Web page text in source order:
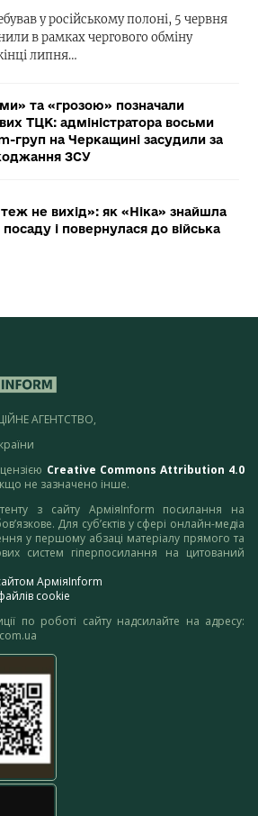
у російському полоні, 5 червня
в рамках чергового обміну
липня…
та «грозою» позначали
ТЦК: адміністратора восьми
груп на Черкащині засудили за
ЗСУ
не вихід»: як «Ніка» знайшла
і повернулася до війська
АГЕНТСТВО,
Creative Commons Attribution 4.0
не зазначено інше.
з сайту АрміяInform посилання на
Для суб’єктів у сфері онлайн-медіа
у першому абзаці матеріалу прямого та
систем гіперпосилання на цитований
АрміяInform
cookie
по роботі сайту надсилайте на адресу: